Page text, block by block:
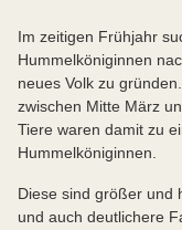
Im zeitigen Frühjahr
Hummelköniginnen
neues Volk zu
zwischen Mitte März
Tiere waren damit zu
Hummelköniginnen.
Diese sind größer und
und auch deutlichere